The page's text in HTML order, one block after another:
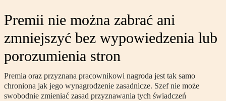
Premii nie można zabrać ani
zmniejszyć bez wypowiedzenia lub
porozumienia stron
Premia oraz przyznana pracownikowi nagroda jest tak samo
chroniona jak jego wynagrodzenie zasadnicze. Szef nie może
swobodnie zmieniać zasad przyznawania tych świadczeń